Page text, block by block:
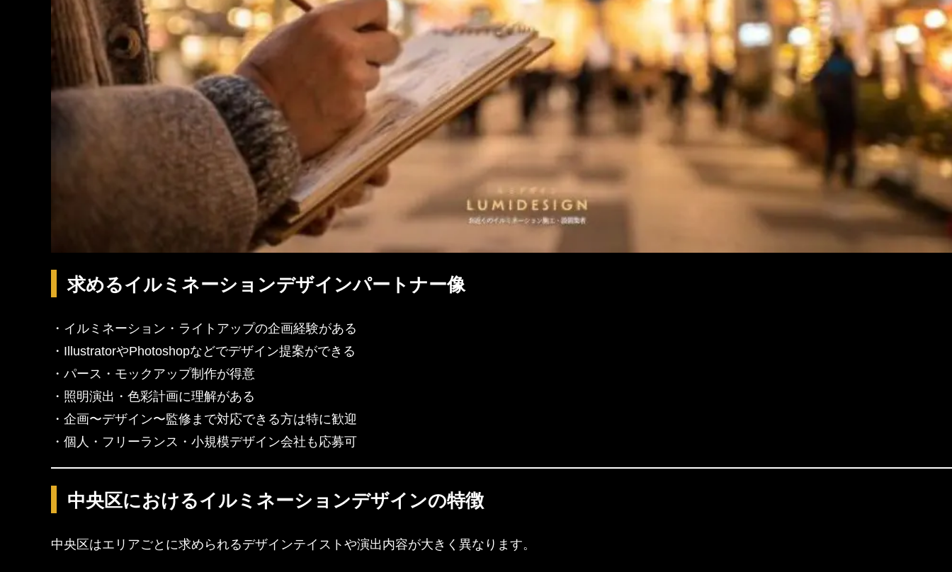
求めるイルミネーションデザインパートナー像
・イルミネーション・ライトアップの企画経験がある
・IllustratorやPhotoshopなどでデザイン提案ができる
・パース・モックアップ制作が得意
・照明演出・色彩計画に理解がある
・企画〜デザイン〜監修まで対応できる方は特に歓迎
・個人・フリーランス・小規模デザイン会社も応募可
中央区におけるイルミネーションデザインの特徴
中央区はエリアごとに求められるデザインテイストや演出内容が大きく異なります。